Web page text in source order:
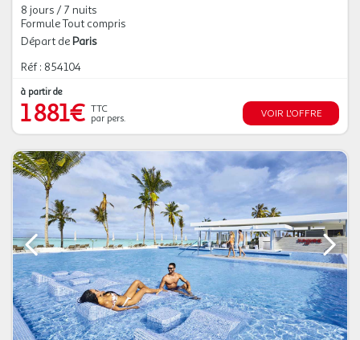
8 jours / 7 nuits
Formule Tout compris
Départ de Paris
Réf : 854104
à partir de
1 881€ TTC
par pers.
VOIR L'OFFRE